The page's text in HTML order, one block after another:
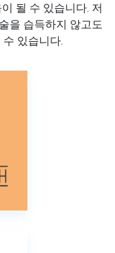
될 수 있습니다. 저
을 습득하지 않고도
있습니다.